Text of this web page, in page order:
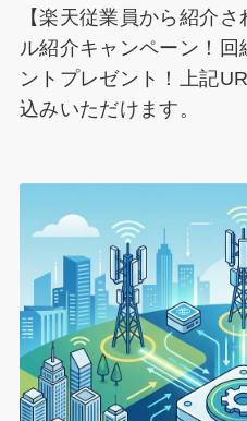
【楽天従業員から紹介
ル紹介キャンペーン！回
ントプレゼント！上記
込みいただけます。